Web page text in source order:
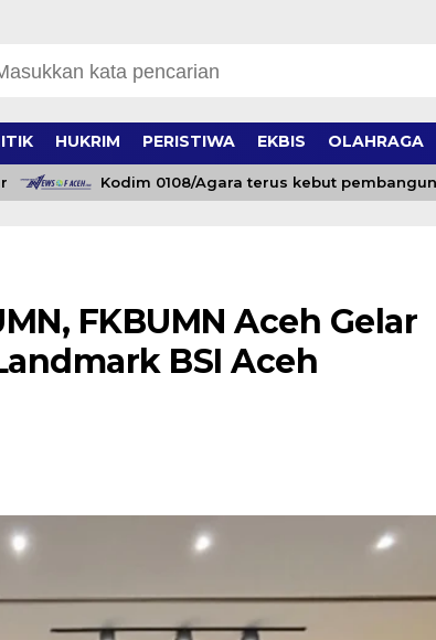
HUKRIM PERISTIWA EKBIS OLAHRAGA
Kodim 0108/Agara terus kebut pembangunan
FKBUMN Aceh Gelar
BSI Aceh